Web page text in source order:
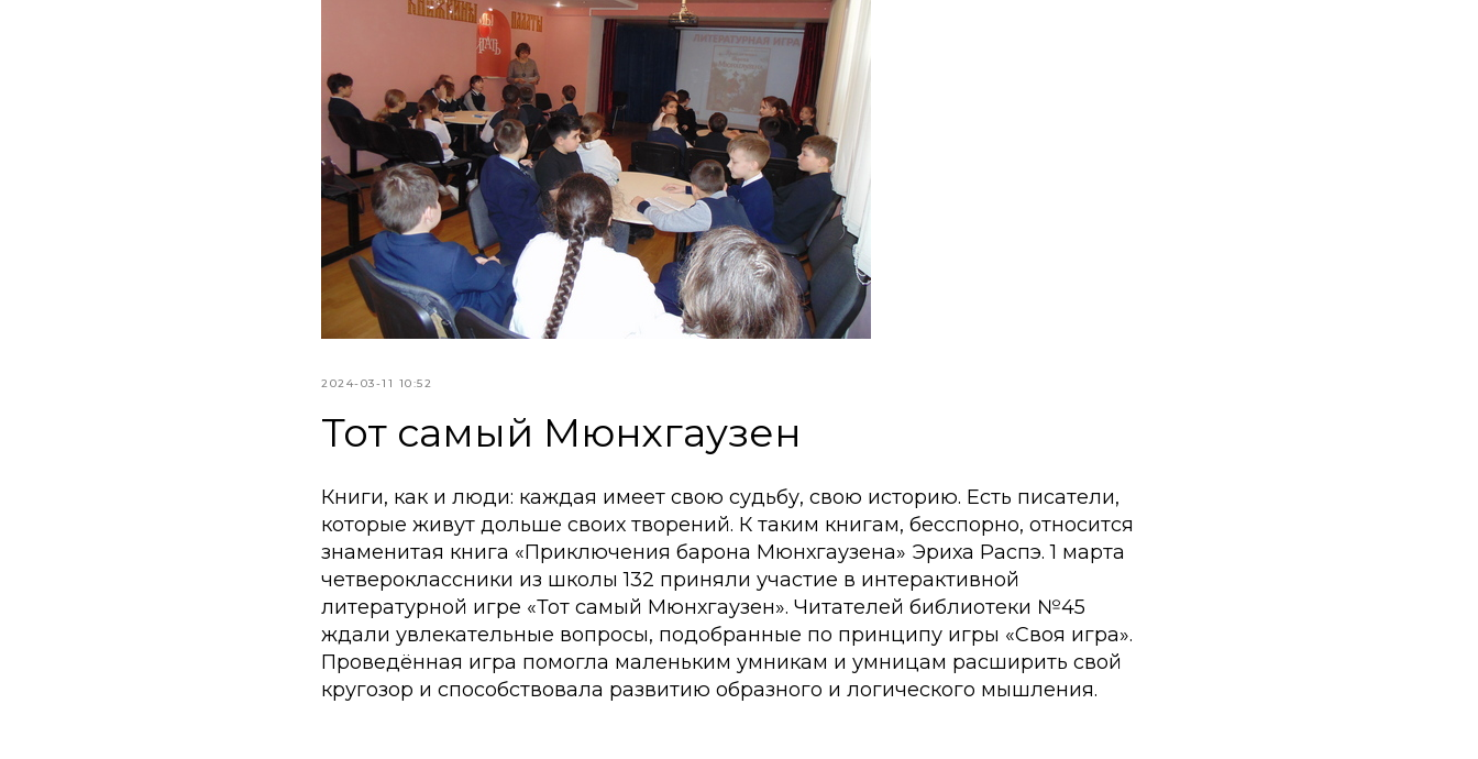
2024-03-11 10:52
Тот самый Мюнхгаузен
Книги, как и люди: каждая имеет свою судьбу, свою историю. Есть писатели,
которые живут дольше своих творений. К таким книгам, бесспорно, относится
знаменитая книга «Приключения барона Мюнхгаузена» Эриха Распэ. 1 марта
четвероклассники из школы 132 приняли участие в интерактивной
литературной игре «Тот самый Мюнхгаузен». Читателей библиотеки №45
ждали увлекательные вопросы, подобранные по принципу игры «Своя игра».
Проведённая игра помогла маленьким умникам и умницам расширить свой
кругозор и способствовала развитию образного и логического мышления.